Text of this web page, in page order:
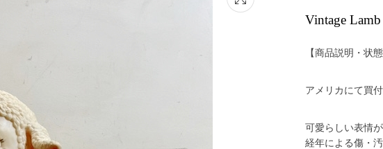
Vintage
【商品説明・状
アメリカにて買
可愛らしい表情
経年による傷・